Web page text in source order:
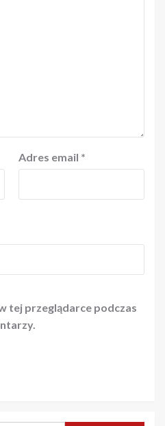
Adres email *
tej przeglądarce podczas